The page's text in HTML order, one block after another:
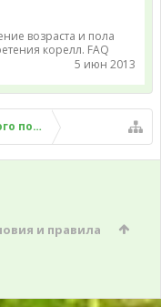
возраста и пола
корелл. FAQ
5 июн 2013
попугая
и правила